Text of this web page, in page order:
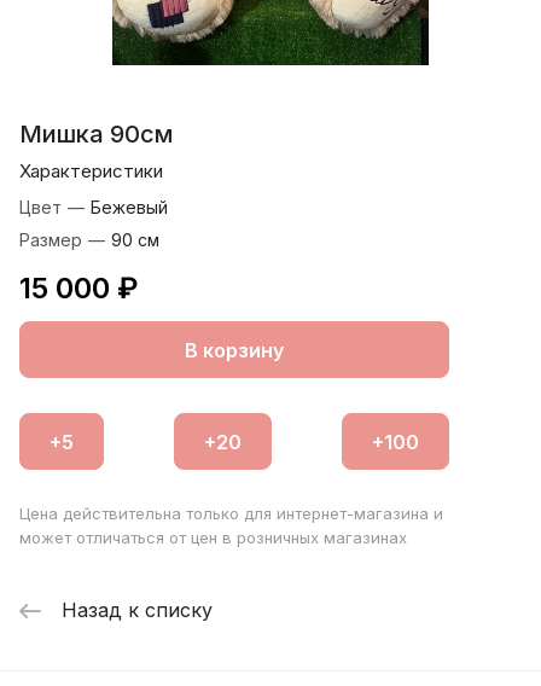
Мишка 90см
Характеристики
Цвет — Бежевый
Размер — 90 см
15 000 ₽
В корзину
Цена действительна только для интернет-магазина и
может отличаться от цен в розничных магазинах
Назад к списку